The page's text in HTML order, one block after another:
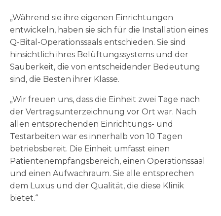
„Während sie ihre eigenen Einrichtungen
entwickeln, haben sie sich für die Installation eines
Q-Bital-Operationssaals entschieden. Sie sind
hinsichtlich ihres Belüftungssystems und der
Sauberkeit, die von entscheidender Bedeutung
sind, die Besten ihrer Klasse.
„Wir freuen uns, dass die Einheit zwei Tage nach
der Vertragsunterzeichnung vor Ort war. Nach
allen entsprechenden Einrichtungs- und
Testarbeiten war es innerhalb von 10 Tagen
betriebsbereit. Die Einheit umfasst einen
Patientenempfangsbereich, einen Operationssaal
und einen Aufwachraum. Sie alle entsprechen
dem Luxus und der Qualität, die diese Klinik
bietet.“